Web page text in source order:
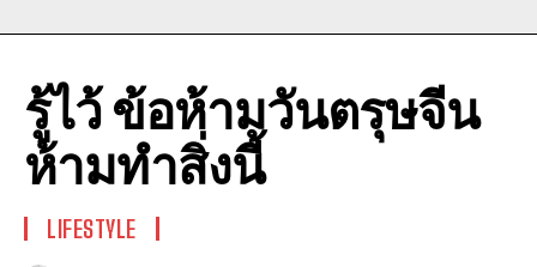
รู้ไว้ ข้อห้ามวันตรุษจีน
ห้ามทำสิ่งนี้
LIFESTYLE